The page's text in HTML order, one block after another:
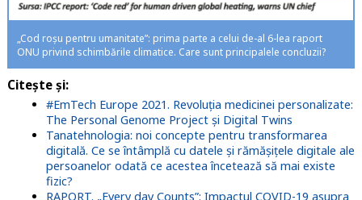
„Cod roșu pentru umanitate”: prima parte a celui de-al 6-lea raport
ONU privind schimbările climatice. Care sunt principalele concluzii?
Citește și:
#EmTech Europe 2021. Revoluția medicinei personalizate:
The Personal Genome Project și Digital Twins
Tanatehnologia: noi concepte pentru transformarea
digitală. Ce se întâmplă cu datele și rămășițele digitale ale
persoanelor odată ce acestea încetează să mai existe
fizic?
RAPORT. „Every day Counts”: Impactul COVID-19 asupra